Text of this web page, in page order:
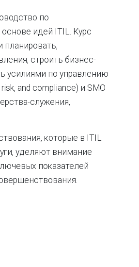
по
идей ITIL. Курс
планировать,
строить бизнес-
усилиями по управлению
and compliance) и SMO
служения,
которые в ITIL
уделяют внимание
показателей